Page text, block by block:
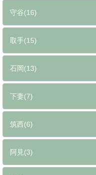
守谷(16)
取手(15)
石岡(13)
下妻(7)
筑西(6)
阿見(3)